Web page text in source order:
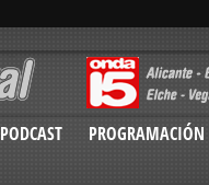
PODCAST PROGRAMACIÓN